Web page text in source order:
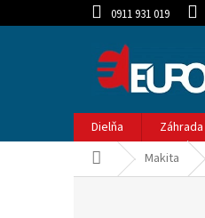
na
0911 931 019
Dielňa Záhrada
DomovMakita